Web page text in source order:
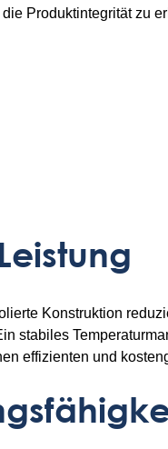
Produktintegrität zu
Konstruktion
stabiles
effizienten und